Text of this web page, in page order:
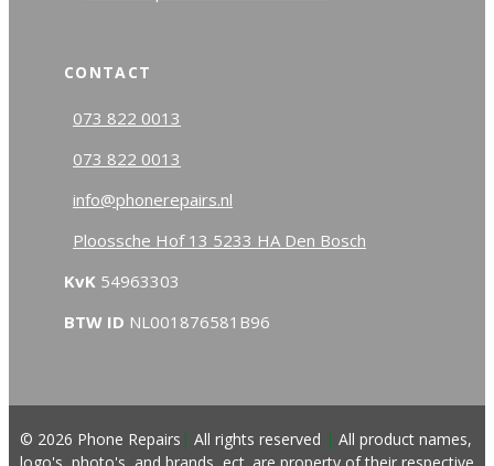
CONTACT
073 822 0013
073 822 0013
info@phonerepairs.nl
Ploossche Hof 13 5233 HA Den Bosch
KvK 54963303
BTW ID NL001876581B96
© 2026 Phone Repairs | All rights reserved | All product names,
logo's, photo's, and brands, ect. are property of their respective